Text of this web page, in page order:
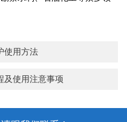
使用方法
及使用注意事项